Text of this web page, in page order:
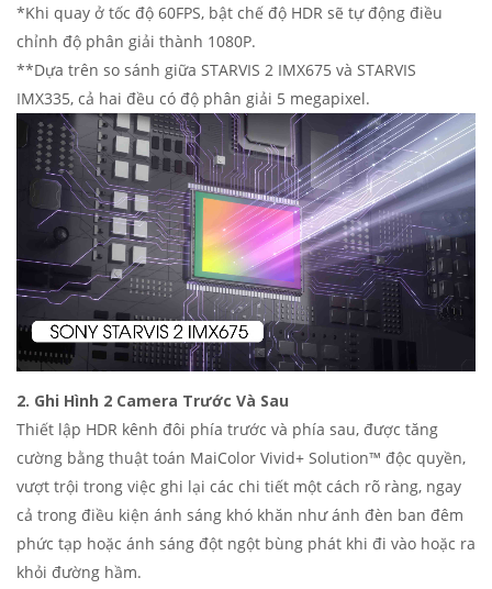
*Khi quay ở tốc độ 60FPS, bật chế độ HDR sẽ tự động điều
chỉnh độ phân giải thành 1080P.
**Dựa trên so sánh giữa STARVIS 2 IMX675 và STARVIS
IMX335, cả hai đều có độ phân giải 5 megapixel.
2. Ghi Hình 2 Camera Trước Và Sau
Thiết lập HDR kênh đôi phía trước và phía sau, được tăng
cường bằng thuật toán MaiColor Vivid+ Solution™ độc quyền,
vượt trội trong việc ghi lại các chi tiết một cách rõ ràng, ngay
cả trong điều kiện ánh sáng khó khăn như ánh đèn ban đêm
phức tạp hoặc ánh sáng đột ngột bùng phát khi đi vào hoặc ra
khỏi đường hầm.